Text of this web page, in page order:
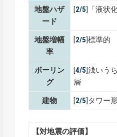
地盤ハザ
ード
[2/5]「液状
地盤増幅
率
[2/5]標準的
ボーリン
グ
[4/5]浅いう
層
建物 [2/5]タワー
【対地震の評価】